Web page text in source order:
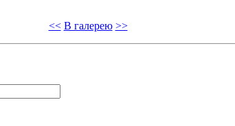
<< В галерею >>